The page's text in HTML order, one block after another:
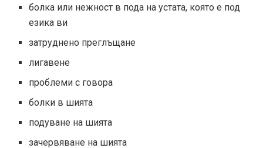
болка или нежност в пода на устата, която е под
езика ви
затруднено преглъщане
лигавене
проблеми с говора
болки в шията
подуване на шията
зачервяване на шията